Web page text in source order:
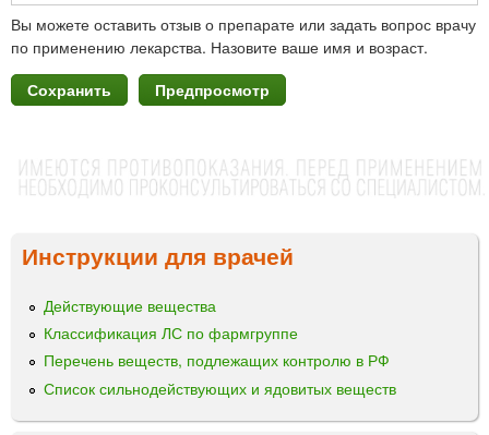
Вы можете оставить отзыв о препарате или задать вопрос врачу
по применению лекарства. Назовите ваше имя и возраст.
Инструкции для врачей
Действующие вещества
Классификация ЛС по фармгруппе
Перечень веществ, подлежащих контролю в РФ
Список сильнодействующих и ядовитых веществ